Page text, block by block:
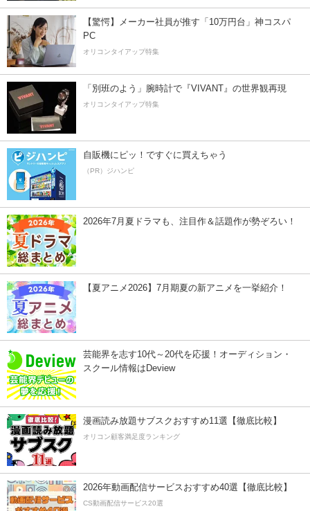
【驚愕】メーカー社員が推す「10万円台」神コスパ
PC
オリコンタイアップ特集
「別班のよう」腕時計で『VIVANT』の世界観再現
オリコンタイアップ特集
自販機にピッ！ですぐに買えちゃう
（PR）ジハンピ
2026年7月夏ドラマも、注目作＆話題作が勢ぞろい！
【夏アニメ2026】7月期夏の新アニメを一挙紹介！
芸能界を志す10代～20代を応援！オーディション・
スクール情報はDeview
漫画読み放題サブスクおすすめ11選【徹底比較】
オリコン顧客満足度ランキング
2026年動画配信サービスおすすめ40選【徹底比較】
CS動画配信サービス20選